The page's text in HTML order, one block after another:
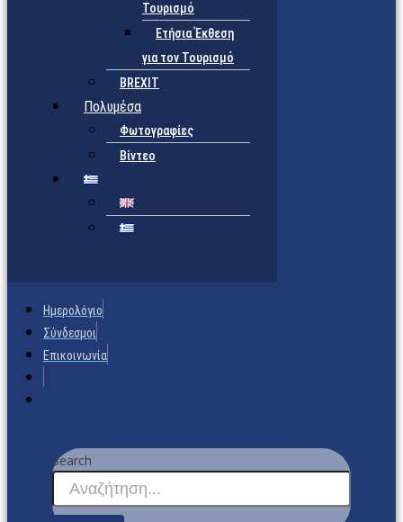
Τουρισμό
Ετήσια Έκθεση
για τον Τουρισμό
BREXIT
Πολυμέσα
Φωτογραφίες
Βίντεο
Ημερολόγιο
Σύνδεσμοι
Επικοινωνία
Search